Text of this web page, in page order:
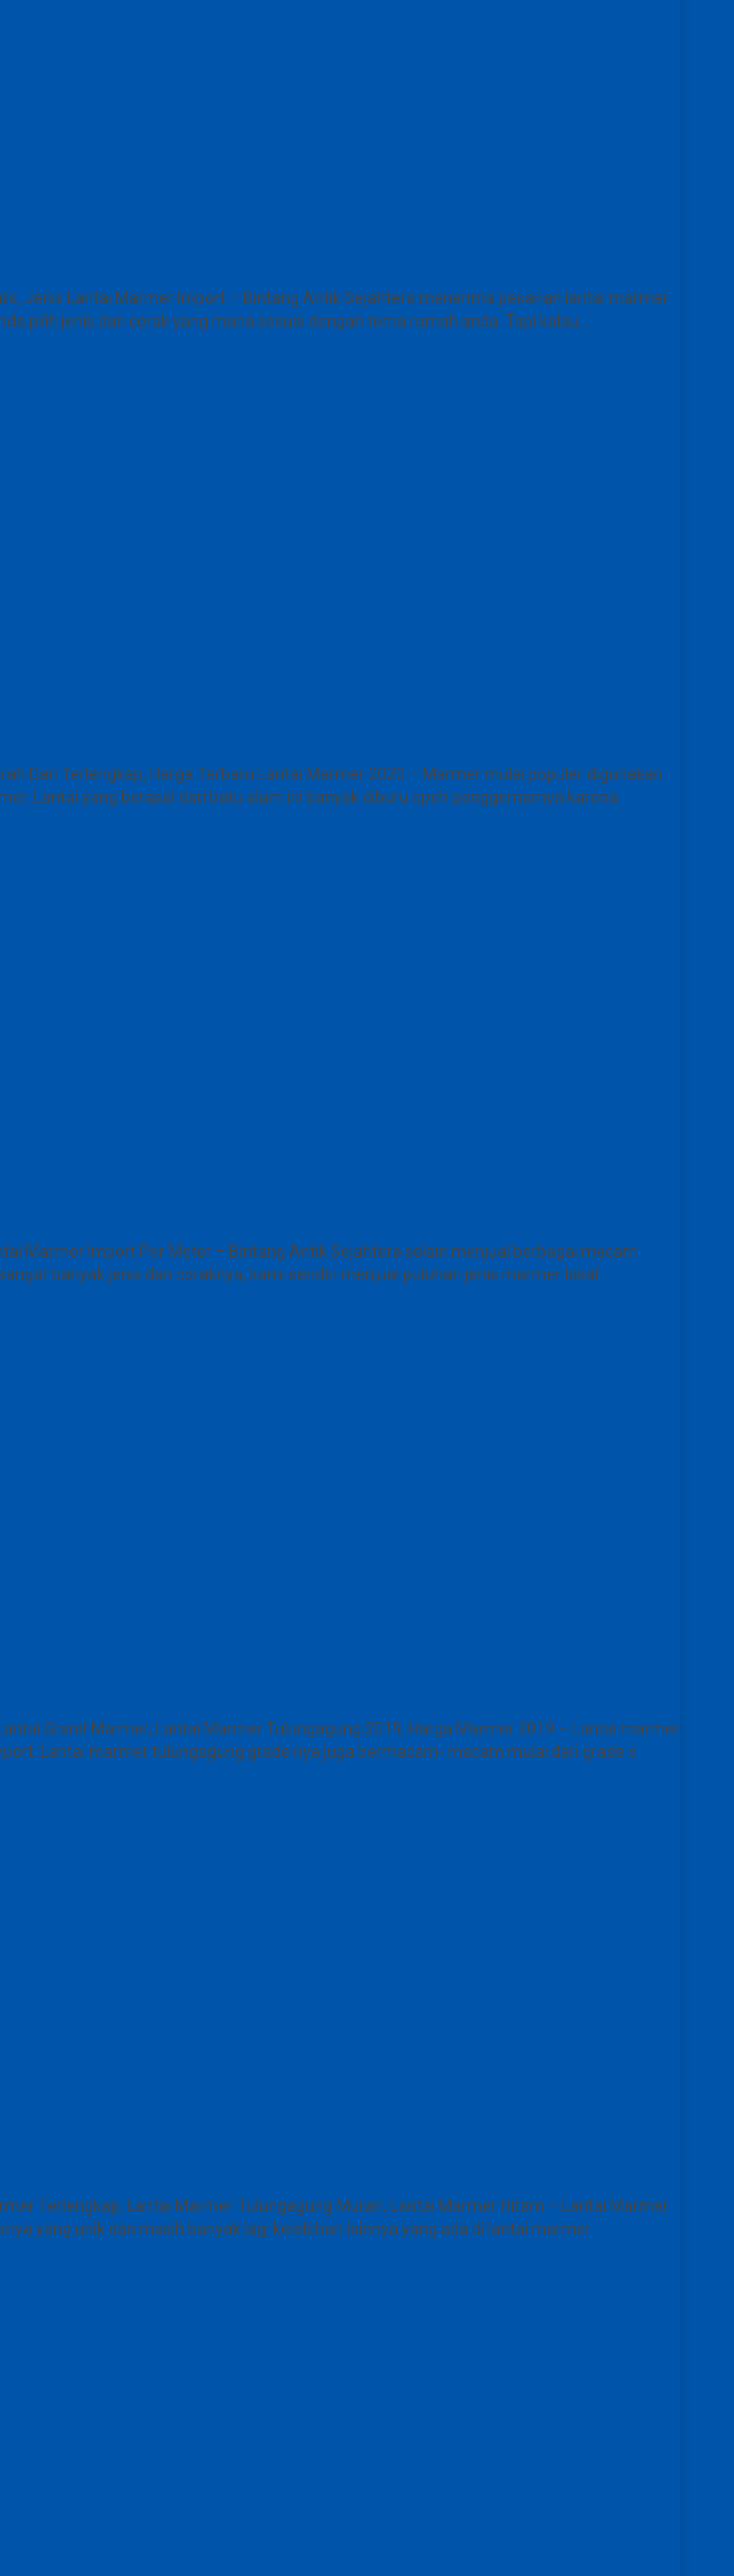
Jenis Lantai Marmer Import – Bintang Antik Sejahtera menerima pesanan lantai marmer
pilih jenis dan corak yang mana sesuai dengan tema rumah anda. Tapi kalau…
Dan Terlengkap, Harga Terbaru Lantai Marmer 2020 – Marmer mulai populer digunakan
Lantai yang berasal dari batu alam ini banyak diburu opeh penggemarnya karena
Marmer Import Per Meter – Bintang Antik Sejahtera selain menjual berbagai macam
banyak jenis dan coraknya, kami sendiri menjual puluhan jenis marmer lokal….
Granit Marmer, Lantai Marmer Tulungagung 2019, Harga Marmer 2019 – Lantai marmer
Lantai marmer tulungagung grade nya juga bermacam- macam mulai dari grade c
Terlengkap, Lantai Marmer Tulungagung Murah, Lantai Marmer Hitam – Lantai Marmer
yang unik dan masih banyak lagi kelebihan lainnya yang ada di lantai marmer